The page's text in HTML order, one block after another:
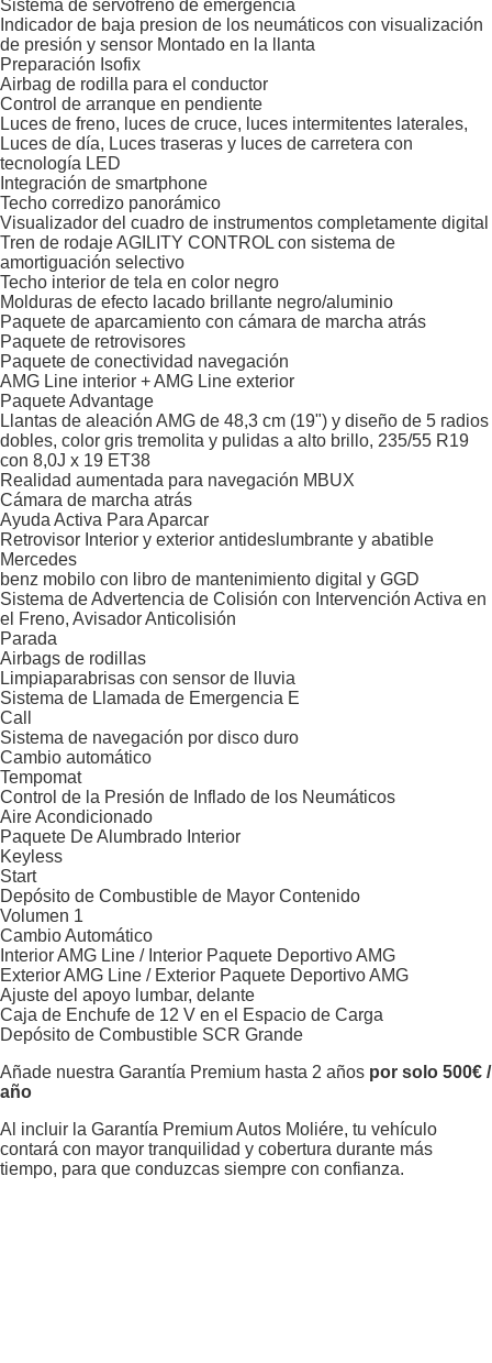
Sistema de servofreno de emergencia
Indicador de baja presion de los neumáticos con visualización
de presión y sensor Montado en la llanta
Preparación Isofix
Airbag de rodilla para el conductor
Control de arranque en pendiente
Luces de freno, luces de cruce, luces intermitentes laterales,
Luces de día, Luces traseras y luces de carretera con
tecnología LED
Integración de smartphone
Techo corredizo panorámico
Visualizador del cuadro de instrumentos completamente digital
Tren de rodaje AGILITY CONTROL con sistema de
amortiguación selectivo
Techo interior de tela en color negro
Molduras de efecto lacado brillante negro/aluminio
Paquete de aparcamiento con cámara de marcha atrás
Paquete de retrovisores
Paquete de conectividad navegación
AMG Line interior + AMG Line exterior
Paquete Advantage
Llantas de aleación AMG de 48,3 cm (19") y diseño de 5 radios
dobles, color gris tremolita y pulidas a alto brillo, 235/55 R19
con 8,0J x 19 ET38
Realidad aumentada para navegación MBUX
Cámara de marcha atrás
Ayuda Activa Para Aparcar
Retrovisor Interior y exterior antideslumbrante y abatible
Mercedes
benz mobilo con libro de mantenimiento digital y GGD
Sistema de Advertencia de Colisión con Intervención Activa en
el Freno, Avisador Anticolisión
Parada
Airbags de rodillas
Limpiaparabrisas con sensor de lluvia
Sistema de Llamada de Emergencia E
Call
Sistema de navegación por disco duro
Cambio automático
Tempomat
Control de la Presión de Inflado de los Neumáticos
Aire Acondicionado
Paquete De Alumbrado Interior
Keyless
Start
Depósito de Combustible de Mayor Contenido
Volumen 1
Cambio Automático
Interior AMG Line / Interior Paquete Deportivo AMG
Exterior AMG Line / Exterior Paquete Deportivo AMG
Ajuste del apoyo lumbar, delante
Caja de Enchufe de 12 V en el Espacio de Carga
Depósito de Combustible SCR Grande
Añade nuestra Garantía Premium hasta 2 años por solo 500€ /
año
Al incluir la Garantía Premium Autos Moliére, tu vehículo
contará con mayor tranquilidad y cobertura durante más
tiempo, para que conduzcas siempre con confianza.